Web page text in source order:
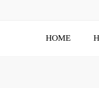
HOME